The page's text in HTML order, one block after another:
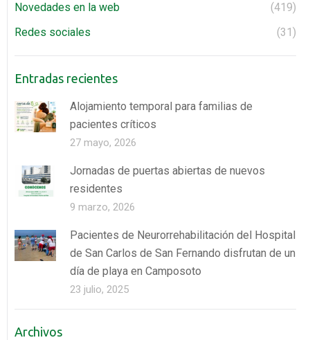
Novedades en la web
(419)
Redes sociales
(31)
Entradas recientes
Alojamiento temporal para familias de
pacientes críticos
27 mayo, 2026
Jornadas de puertas abiertas de nuevos
residentes
9 marzo, 2026
Pacientes de Neurorrehabilitación del Hospital
de San Carlos de San Fernando disfrutan de un
día de playa en Camposoto
23 julio, 2025
Archivos